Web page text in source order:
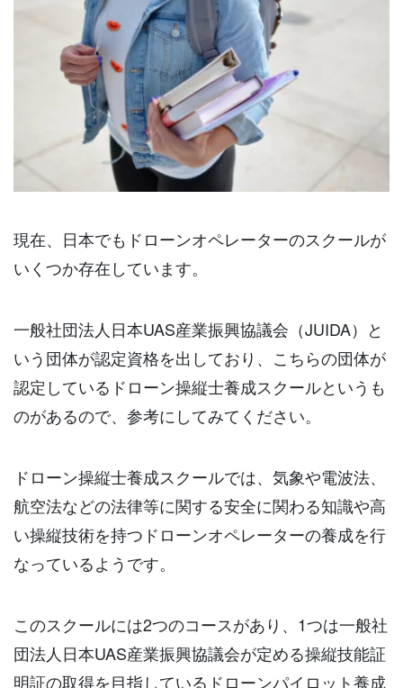
現在、日本でもドローンオペレーターのスクールが
いくつか存在しています。
一般社団法人日本UAS産業振興協議会（JUIDA）と
いう団体が認定資格を出しており、こちらの団体が
認定しているドローン操縦士養成スクールというも
のがあるので、参考にしてみてください。
ドローン操縦士養成スクールでは、気象や電波法、
航空法などの法律等に関する安全に関わる知識や高
い操縦技術を持つドローンオペレーターの養成を行
なっているようです。
このスクールには2つのコースがあり、1つは一般社
団法人日本UAS産業振興協議会が定める操縦技能証
明証の取得を目指しているドローンパイロット養成